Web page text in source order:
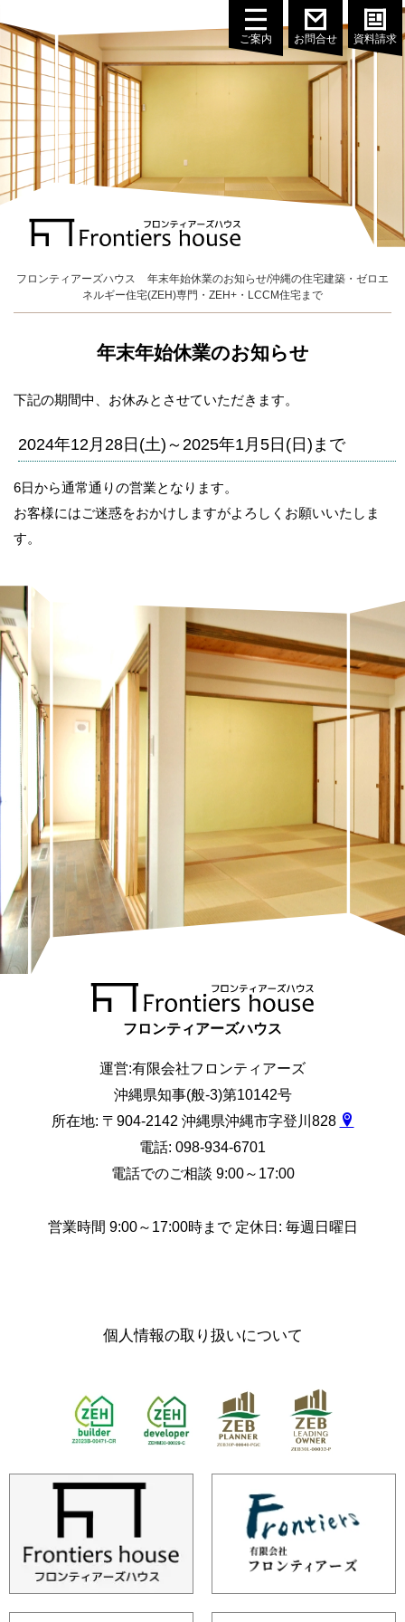
ご案内 お問合せ 資料請求
フロンティアーズハウス
年末年始休業のお知らせ/沖縄の住宅建築・ゼロエ
ネルギー住宅(ZEH)専門・ZEH+・LCCM住宅まで
年末年始休業のお知らせ
下記の期間中、お休みとさせていただきます。
2024年12月28日(土)～2025年1月5日(日)まで
6日から通常通りの営業となります。
お客様にはご迷惑をおかけしますがよろしくお願いいたしま
す。
フロンティアーズハウス
運営:有限会社フロンティアーズ
沖縄県知事(般-3)第10142号
所在地: 〒904-2142 沖縄県沖縄市字登川828
電話: 098-934-6701
電話でのご相談 9:00～17:00
営業時間 9:00～17:00時まで 定休日: 毎週日曜日
個人情報の取り扱いについて